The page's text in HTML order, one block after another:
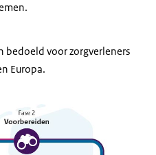
bedoeld voor zorgverleners
Europa.
een gestileerde routekaart naar